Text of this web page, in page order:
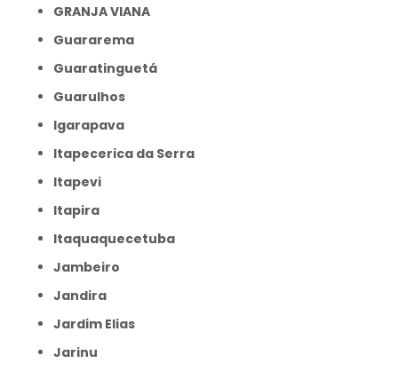
GRANJA VIANA
Guararema
Guaratinguetá
Guarulhos
Igarapava
Itapecerica da Serra
Itapevi
Itapira
Itaquaquecetuba
Jambeiro
Jandira
Jardim Elias
Jarinu